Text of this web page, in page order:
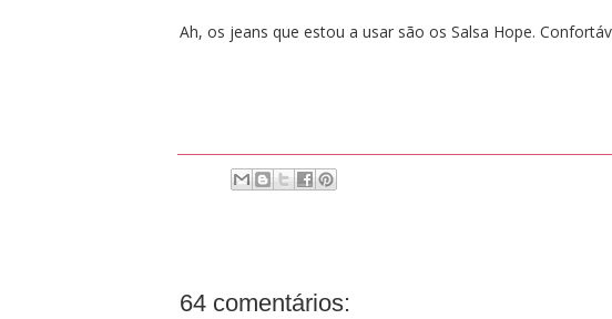
Ah, os jeans que estou a usar são os Salsa Hope.
64 comentários: